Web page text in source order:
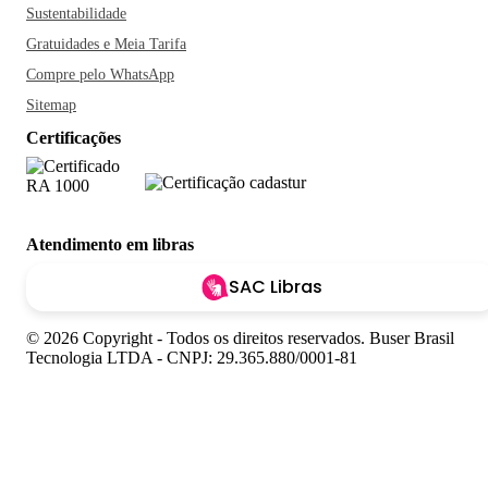
Sustentabilidade
Gratuidades e Meia Tarifa
Compre pelo WhatsApp
Sitemap
Certificações
Atendimento em libras
SAC Libras
© 2026 Copyright - Todos os direitos reservados. Buser Brasil
Tecnologia LTDA - CNPJ: 29.365.880/0001-81